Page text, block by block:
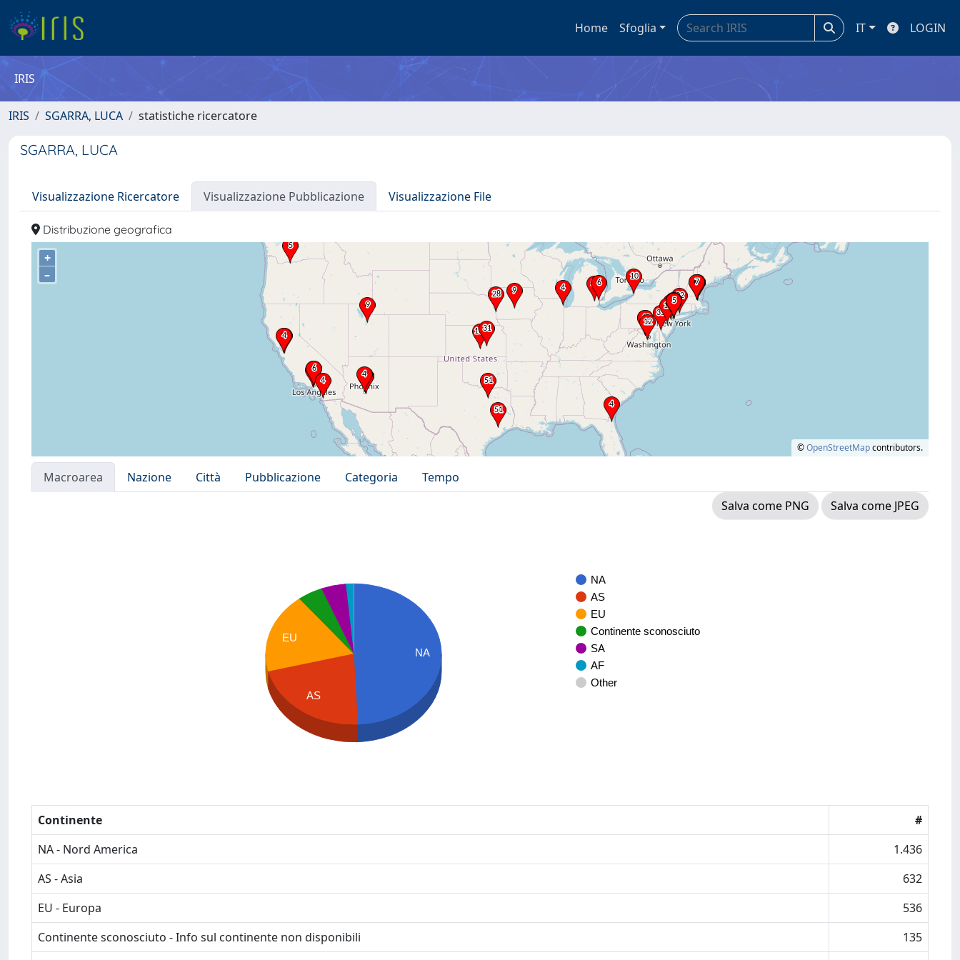
Home Sfoglia IT LOGIN
IRIS
IRIS SGARRA, LUCA statistiche ricercatore
SGARRA, LUCA
Visualizzazione Ricercatore Visualizzazione Pubblicazione Visualizzazione File
Distribuzione geografica
+
–
©OpenStreetMapcontributors.
Macroarea Nazione Città Pubblicazione Categoria
Tempo
Salva come PNG
Salva come JPEG
NA
AS
EU
Continente sconosciuto
SA
AF
Other
NA
EU
AS
Continente
#
NA - Nord America
1.436
AS - Asia
632
EU - Europa
536
Continente sconosciuto - Info sul continente non disponibili
135